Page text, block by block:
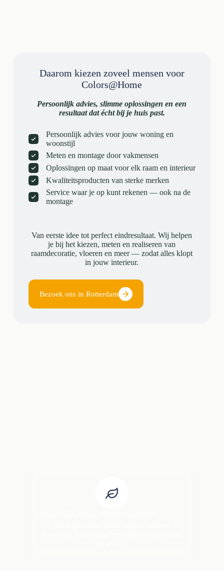
Daarom kiezen zoveel mensen voor
Colors@Home
Persoonlijk advies, slimme oplossingen en een
resultaat dat écht bij je huis past.
Persoonlijk advies voor jouw woning en
woonstijl
Meten en montage door vakmensen
Oplossingen op maat voor elk raam en interieur
Kwaliteitsproducten van sterke merken
Service waar je op kunt rekenen — ook na de
montage
Van eerste idee tot perfect eindresultaat. Wij helpen
je bij het kiezen, meten en realiseren van
raamdecoratie, vloeren en meer — zodat alles klopt
in jouw interieur.
Bezoek ons in Rotterdam